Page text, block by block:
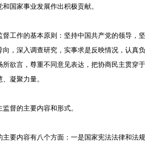
国家事业发展作出积极贡献。
督工作的基本原则：坚持中国共产党的领导，
，深入调查研究，实事求是反映情况，认真
欲言，尊重不同意见表达，把协商民主贯穿
凝聚力量。
督的主要内容和形式。
要内容有八个方面：一是国家宪法法律和法